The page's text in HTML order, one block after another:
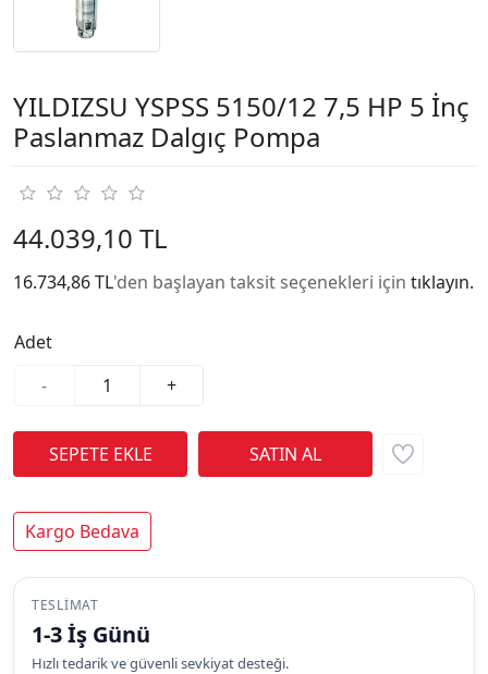
YILDIZSU YSPSS 5150/12 7,5 HP 5 İnç
Paslanmaz Dalgıç Pompa
44.039,10 TL
16.734,86 TL'den başlayan taksit seçenekleri için tıklayın.
Adet
-
+
Kargo Bedava
TESLIMAT
1-3 İş Günü
Hızlı tedarik ve güvenli sevkiyat desteği.